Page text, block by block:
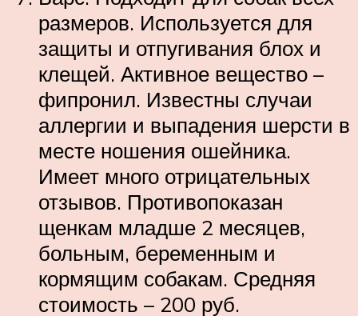
размеров. Используется для
защиты и отпугивания блох и
клещей. Активное вещество –
фипронил. Известны случаи
аллергии и выпадения шерсти в
месте ношения ошейника.
Имеет много отрицательных
отзывов. Противопоказан
щенкам младше 2 месяцев,
больным, беременным и
кормящим собакам. Средняя
стоимость – 200 руб.